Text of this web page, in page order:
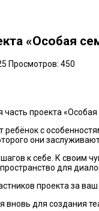
«Особая
Просмотров: 450
часть проекта
ребёнок с
они
к себе. К своим
для
проекта за
вновь для создания